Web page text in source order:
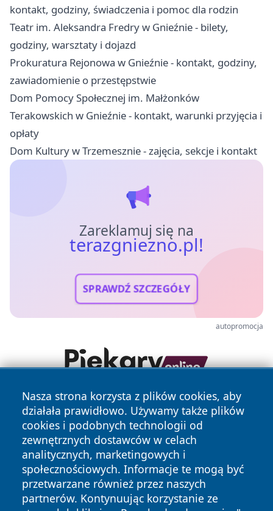
kontakt, godziny, świadczenia i pomoc dla rodzin
Teatr im. Aleksandra Fredry w Gnieźnie - bilety,
godziny, warsztaty i dojazd
Prokuratura Rejonowa w Gnieźnie - kontakt, godziny,
zawiadomienie o przestępstwie
Dom Pomocy Społecznej im. Małżonków
Terakowskich w Gnieźnie - kontakt, warunki przyjęcia i
opłaty
Dom Kultury w Trzemesznie - zajęcia, sekcje i kontakt
Zareklamuj się na
terazgniezno.pl!
SPRAWDŹ SZCZEGÓŁY
autopromocja
Nasza strona korzysta z plików cookies, aby
działała prawidłowo. Używamy także plików
cookies i podobnych technologii od
zewnętrznych dostawców w celach
analitycznych, marketingowych i
społecznościowych. Informacje te mogą być
przetwarzane również przez naszych
partnerów. Kontynuując korzystanie ze
Copyright © 2026 terazgniezno.pl Wszystkie prawa
zastrzeżone.